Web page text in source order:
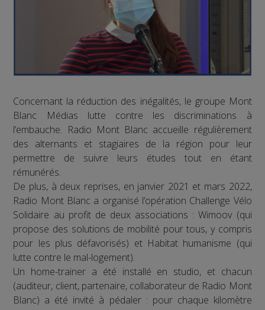
Concernant la réduction des inégalités, le groupe Mont
Blanc Médias lutte contre les discriminations à
l’embauche. Radio Mont Blanc accueille régulièrement
des alternants et stagiaires de la région pour leur
permettre de suivre leurs études tout en étant
rémunérés.
De plus, à deux reprises, en janvier 2021 et mars 2022,
Radio Mont Blanc a organisé l’opération Challenge Vélo
Solidaire au profit de deux associations : Wimoov (qui
propose des solutions de mobilité pour tous, y compris
pour les plus défavorisés) et Habitat humanisme (qui
lutte contre le mal-logement).
Un home-trainer a été installé en studio, et chacun
(auditeur, client, partenaire, collaborateur de Radio Mont
Blanc) a été invité à pédaler : pour chaque kilomètre